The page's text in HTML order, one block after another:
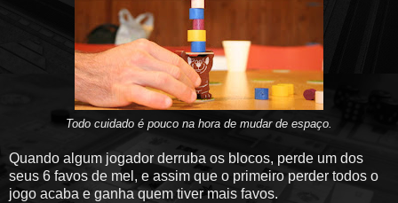
Todo cuidado é pouco na hora de mudar de espaço.
Quando algum jogador derruba os blocos, perde um dos
seus 6 favos de mel, e assim que o primeiro perder todos o
jogo acaba e ganha quem tiver mais favos.